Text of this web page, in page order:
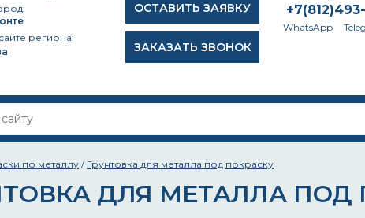
WhatsApp
ОСТАВИТЬ ЗАЯВКУ
ЗАКАЗАТЬ ЗВОНОК
региона:
по металлу / Грунтовка для металла под покраску
ДЛЯ МЕТАЛЛА ПОД